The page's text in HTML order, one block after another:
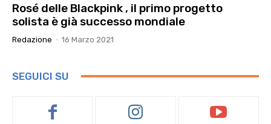
Rosé delle Blackpink , il primo progetto
solista è già successo mondiale
Redazione - 16 Marzo 2021
SEGUICI SU